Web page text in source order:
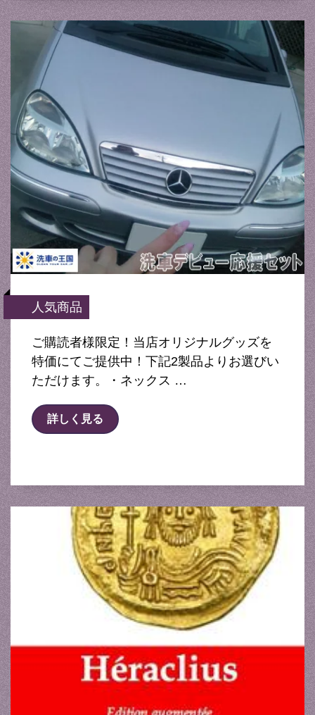
人気商品
ご購読者様限定！当店オリジナルグッズを
特価にてご提供中！下記2製品よりお選びい
ただけます。・ネックス …
詳しく見る